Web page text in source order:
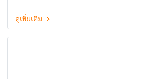
ดูเพิ่มเติม